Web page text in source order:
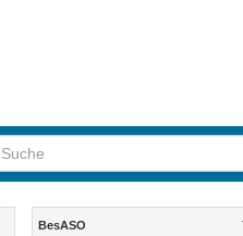
Inhalt
BesASO